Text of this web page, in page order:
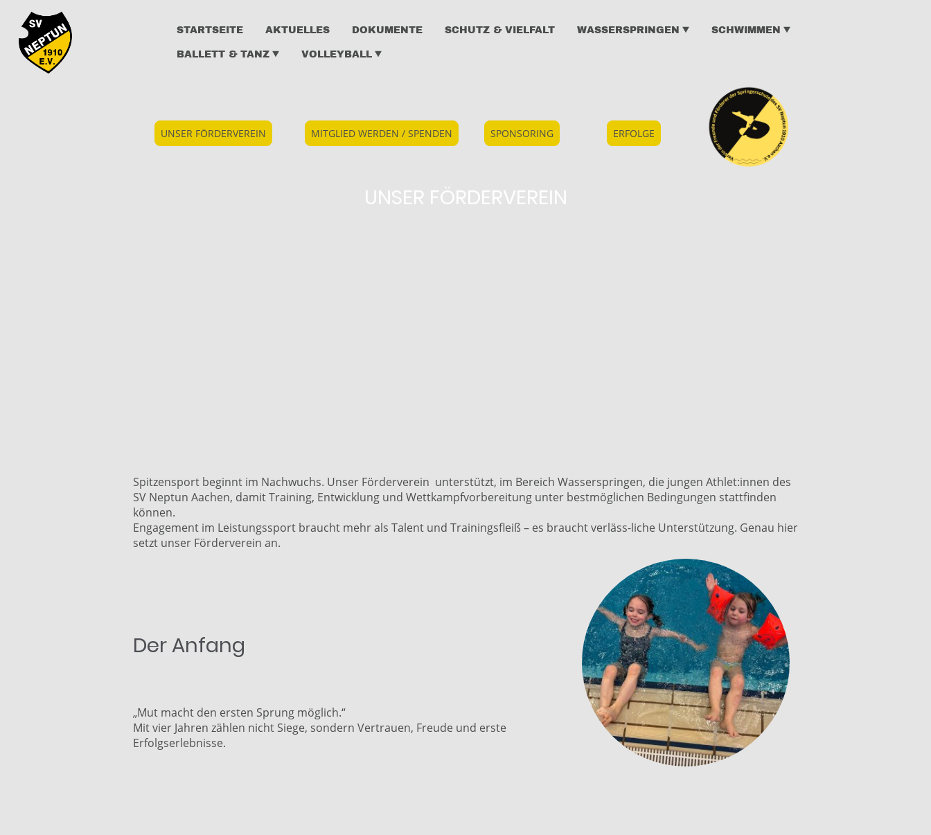
STARTSEITE AKTUELLES DOKUMENTE SCHUTZ & VIELFALT WASSERSPRINGEN SCHWIMMEN
BALLETT & TANZ VOLLEYBALL
UNSER FÖRDERVEREIN MITGLIED WERDEN / SPENDEN SPONSORING ERFOLGE
UNSER FÖRDERVEREIN
Spitzensport beginnt im Nachwuchs. Unser Förderverein unterstützt, im Bereich Wasserspringen, die jungen Athlet:innen des
SV Neptun Aachen, damit Training, Entwicklung und Wettkampfvorbereitung unter bestmöglichen Bedingungen stattfinden
können.
Engagement im Leistungssport braucht mehr als Talent und Trainingsfleiß – es braucht verläss-liche Unterstützung. Genau hier
setzt unser Förderverein an.
Der Anfang
„Mut macht den ersten Sprung möglich.“
Mit vier Jahren zählen nicht Siege, sondern Vertrauen, Freude und erste
Erfolgserlebnisse.